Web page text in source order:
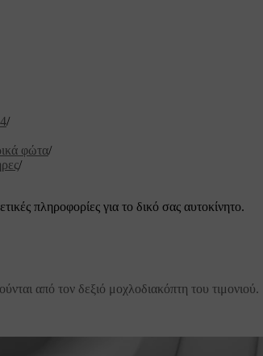
/
φώτα/
/
πληροφορίες για το δικό σας αυτοκίνητο.
από τον δεξιό μοχλοδιακόπτη του τιμονιού.